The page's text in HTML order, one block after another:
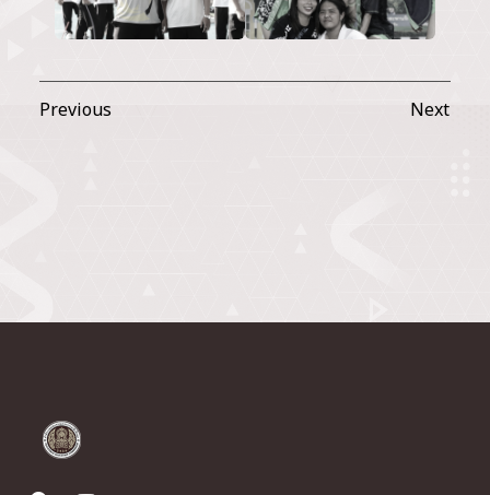
Previous Next